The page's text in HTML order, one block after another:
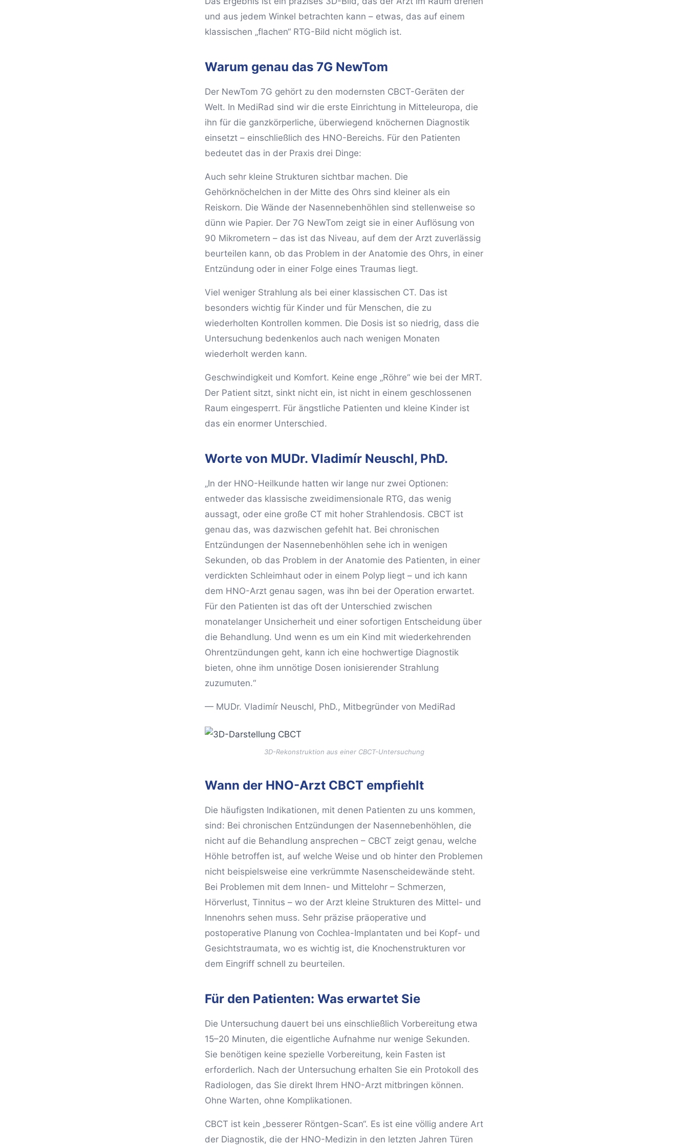
und aus jedem Winkel betrachten kann – etwas, das auf einem
klassischen „flachen“ RTG-Bild nicht möglich ist.
Warum genau das 7G NewTom
Der NewTom 7G gehört zu den modernsten CBCT-Geräten der
Welt. In MediRad sind wir die erste Einrichtung in Mitteleuropa, die
ihn für die ganzkörperliche, überwiegend knöchernen Diagnostik
einsetzt – einschließlich des HNO-Bereichs. Für den Patienten
bedeutet das in der Praxis drei Dinge:
Auch sehr kleine Strukturen sichtbar machen. Die
Gehörknöchelchen in der Mitte des Ohrs sind kleiner als ein
Reiskorn. Die Wände der Nasennebenhöhlen sind stellenweise so
dünn wie Papier. Der 7G NewTom zeigt sie in einer Auflösung von
90 Mikrometern – das ist das Niveau, auf dem der Arzt zuverlässig
beurteilen kann, ob das Problem in der Anatomie des Ohrs, in einer
Entzündung oder in einer Folge eines Traumas liegt.
Viel weniger Strahlung als bei einer klassischen CT. Das ist
besonders wichtig für Kinder und für Menschen, die zu
wiederholten Kontrollen kommen. Die Dosis ist so niedrig, dass die
Untersuchung bedenkenlos auch nach wenigen Monaten
wiederholt werden kann.
Geschwindigkeit und Komfort. Keine enge „Röhre“ wie bei der MRT.
Der Patient sitzt, sinkt nicht ein, ist nicht in einem geschlossenen
Raum eingesperrt. Für ängstliche Patienten und kleine Kinder ist
das ein enormer Unterschied.
Worte von MUDr. Vladimír Neuschl, PhD.
„In der HNO-Heilkunde hatten wir lange nur zwei Optionen:
entweder das klassische zweidimensionale RTG, das wenig
aussagt, oder eine große CT mit hoher Strahlendosis. CBCT ist
genau das, was dazwischen gefehlt hat. Bei chronischen
Entzündungen der Nasennebenhöhlen sehe ich in wenigen
Sekunden, ob das Problem in der Anatomie des Patienten, in einer
verdickten Schleimhaut oder in einem Polyp liegt – und ich kann
dem HNO-Arzt genau sagen, was ihn bei der Operation erwartet.
Für den Patienten ist das oft der Unterschied zwischen
monatelanger Unsicherheit und einer sofortigen Entscheidung über
die Behandlung. Und wenn es um ein Kind mit wiederkehrenden
Ohrentzündungen geht, kann ich eine hochwertige Diagnostik
bieten, ohne ihm unnötige Dosen ionisierender Strahlung
zuzumuten.“
— MUDr. Vladimír Neuschl, PhD., Mitbegründer von MediRad
3D-Rekonstruktion aus einer CBCT-Untersuchung
Wann der HNO-Arzt CBCT empfiehlt
Die häufigsten Indikationen, mit denen Patienten zu uns kommen,
sind: Bei chronischen Entzündungen der Nasennebenhöhlen, die
nicht auf die Behandlung ansprechen – CBCT zeigt genau, welche
Höhle betroffen ist, auf welche Weise und ob hinter den Problemen
nicht beispielsweise eine verkrümmte Nasenscheidewände steht.
Bei Problemen mit dem Innen- und Mittelohr – Schmerzen,
Hörverlust, Tinnitus – wo der Arzt kleine Strukturen des Mittel- und
Innenohrs sehen muss. Sehr präzise präoperative und
postoperative Planung von Cochlea-Implantaten und bei Kopf- und
Gesichtstraumata, wo es wichtig ist, die Knochenstrukturen vor
dem Eingriff schnell zu beurteilen.
Für den Patienten: Was erwartet Sie
Die Untersuchung dauert bei uns einschließlich Vorbereitung etwa
15–20 Minuten, die eigentliche Aufnahme nur wenige Sekunden.
Sie benötigen keine spezielle Vorbereitung, kein Fasten ist
erforderlich. Nach der Untersuchung erhalten Sie ein Protokoll des
Radiologen, das Sie direkt Ihrem HNO-Arzt mitbringen können.
Ohne Warten, ohne Komplikationen.
CBCT ist kein „besserer Röntgen-Scan“. Es ist eine völlig andere Art
der Diagnostik, die der HNO-Medizin in den letzten Jahren Türen